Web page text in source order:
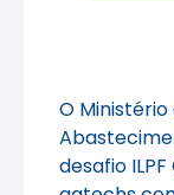
O
desafio